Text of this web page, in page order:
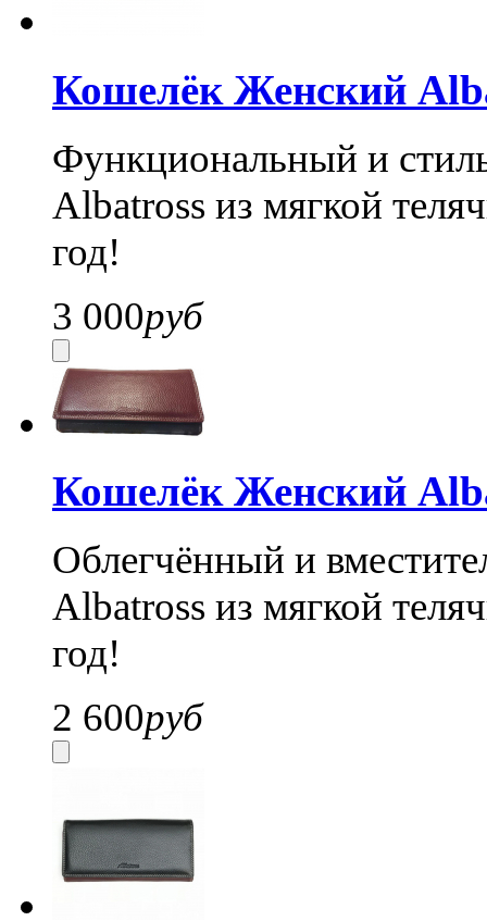
Кошелёк Женский
Функциональный и
Albatross из мягкой
год!
3 000руб
Кошелёк Женский
Облегчённый и
Albatross из мягкой
год!
2 600руб